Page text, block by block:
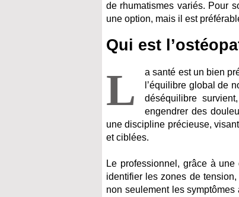
de rhumatismes variés. Pour
une option, mais il est
Qui est
L
a santé est un bien
l’équilibre global de
déséquilibre
engendrer des
une discipline précieuse,
et ciblées.
Le professionnel, grâce à
identifier les zones de
non seulement les